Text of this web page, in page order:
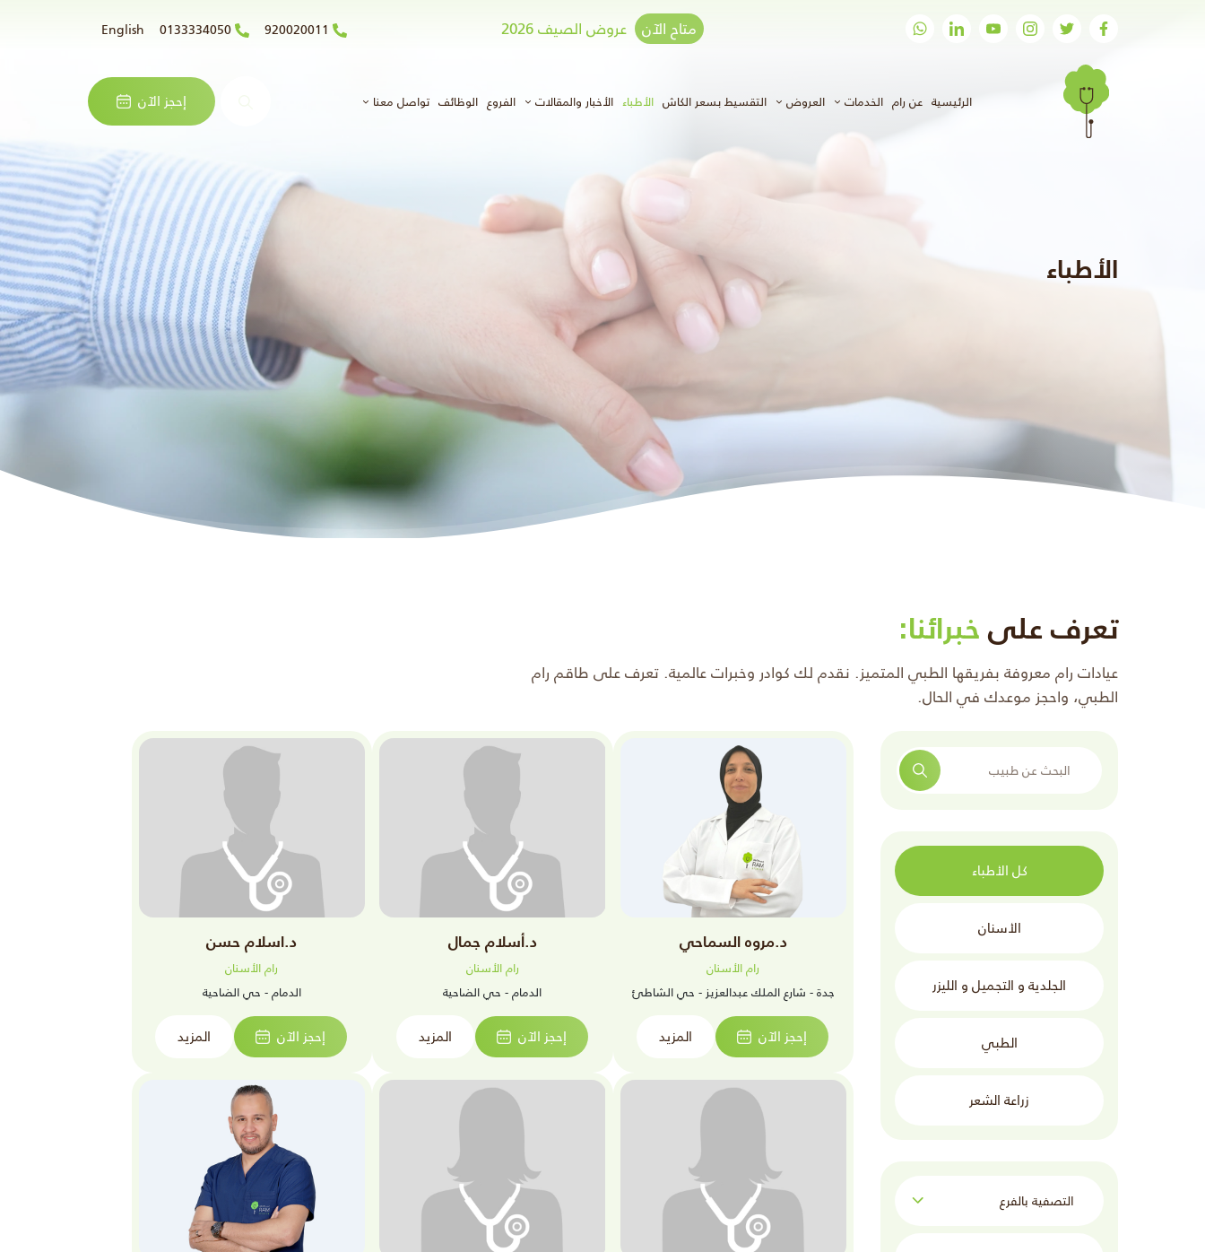
متاح الآن عروض الصيف 2026 920020011
0133334050
English
الرئيسية(الحالي)
عن رام الخدمات العروض التقسيط بسعر الكاش الأطباء الأخبار والمقالات الفروع الوظائف تواصل معنا إحجز الآن
الأطباء
تعرف علىخبرائنا:
عيادات رام معروفة بفريقها الطبي المتميز. نقدم لك كوادر وخبرات عالمية. تعرف على طاقم رام
الطبي، واحجز موعدك في الحال.
البحث
كل الأطباء
الأسنان
الجلدية و التجميل و الليزر
الطبي
زراعة الشعر
د.مروه السماحي
رام الأسنان
جدة - شارع الملك عبدالعزيز - حي الشاطئ
إحجز الآن المزيد
د.أسلام جمال
رام الأسنان
الدمام - حي الضاحية
إحجز الآن المزيد
د.اسلام حسن
رام الأسنان
الدمام - حي الضاحية
إحجز الآن المزيد